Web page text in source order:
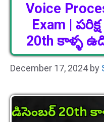
Voice
Exam |
20th కాళ్ళ
December 17, 2024 by